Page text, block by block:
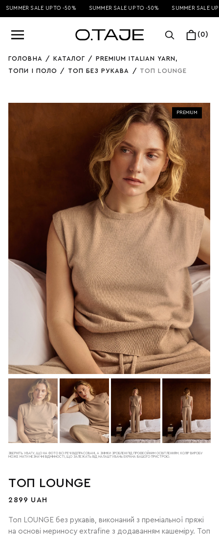
SUMMER SALE UP TO -50% SUMMER SALE UP TO -50% SUMMER SALE UP
(0)
ГОЛОВНА / КАТАЛОГ / PREMIUM ITALIAN YARN ,
ТОПИ І ПОЛО / ТОП БЕЗ РУКАВА / ТОП LOUNGE
ЗВЕРНІТЬ УВАГУ, ЩО НА ФОТО ВСІ РЕЧІ ВІДПРАСОВАНІ, А ЗНІМКИ ЗРОБЛЕНІ ПІД ПРОФЕСІЙНИМ ОСВІТЛЕННЯМ. КОЛІР ВИРОБУ
МОЖЕ МАТИ НЕЗНАЧНІ ВІДМІННОСТІ, ЩО ЗАЛЕЖАТЬ ВІД НАЛАШТУВАНЬ ЕКРАНА ВАШОГО ПРИСТРОЮ.
PREMIUM
ТОП LOUNGE
2899 UAH
Топ LOUNGE без рукавів, виконаний з преміальної пряжі
на основі мериносу extrafine з додаванням кашеміру. Топ